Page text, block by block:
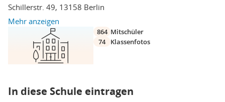
Schillerstr. 49, 13158 Berlin
Mehr anzeigen
864 Mitschüler
74
Klassenfotos
In diese Schule eintragen